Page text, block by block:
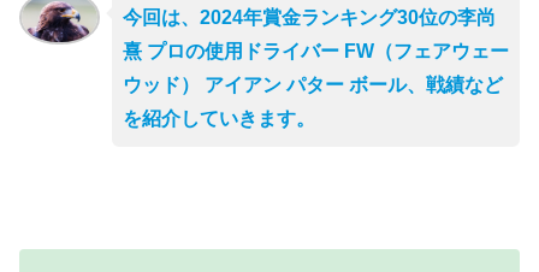
今回は、2024年賞金ランキング30位の李尚
熹 プロの使用ドライバー FW（フェアウェー
ウッド） アイアン パター ボール、戦績など
を紹介していきます。